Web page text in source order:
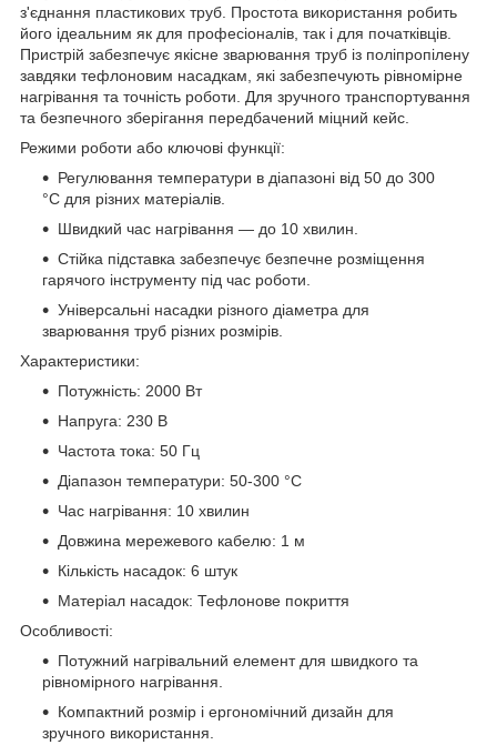
з'єднання пластикових труб. Простота використання робить
його ідеальним як для професіоналів, так і для початківців.
Пристрій забезпечує якісне зварювання труб із поліпропілену
завдяки тефлоновим насадкам, які забезпечують рівномірне
нагрівання та точність роботи. Для зручного транспортування
та безпечного зберігання передбачений міцний кейс.
Режими роботи або ключові функції:
Регулювання температури в діапазоні від 50 до 300
°C для різних матеріалів.
Швидкий час нагрівання — до 10 хвилин.
Стійка підставка забезпечує безпечне розміщення
гарячого інструменту під час роботи.
Універсальні насадки різного діаметра для
зварювання труб різних розмірів.
Характеристики:
Потужність: 2000 Вт
Напруга: 230 В
Частота тока: 50 Гц
Діапазон температури: 50-300 °С
Час нагрівання: 10 хвилин
Довжина мережевого кабелю: 1 м
Кількість насадок: 6 штук
Матеріал насадок: Тефлонове покриття
Особливості:
Потужний нагрівальний елемент для швидкого та
рівномірного нагрівання.
Компактний розмір і ергономічний дизайн для
зручного використання.